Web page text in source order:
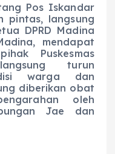
Pos Iskandar
pintas, langsung
DPRD Madina
mendapat
Puskesmas
turun
warga dan
diberikan obat
oleh
Jae dan